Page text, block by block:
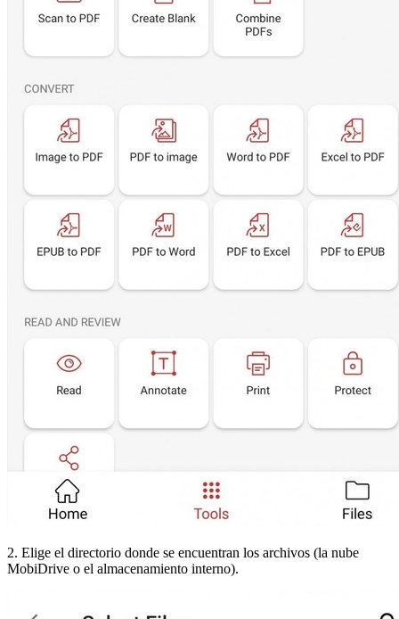
2. Elige el directorio donde se encuentran los archivos (la nube
MobiDrive o el almacenamiento interno).